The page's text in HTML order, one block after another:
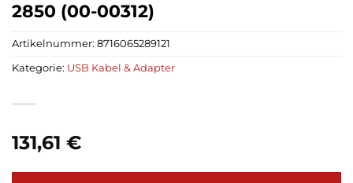
2850 (00-00312)
131,61 €
Artikelnummer: 8716065289121
Kategorie: USB Kabel & Adapter